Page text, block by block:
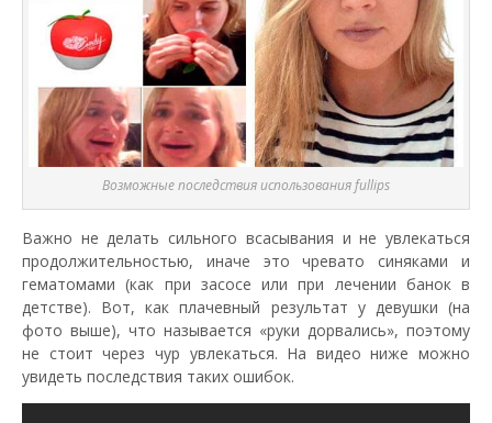
Возможные последствия использования fullips
Важно не делать сильного всасывания и не увлекаться
продолжительностью, иначе это чревато синяками и
гематомами (как при засосе или при лечении банок в
детстве). Вот, как плачевный результат у девушки (на
фото выше), что называется «руки дорвались», поэтому
не стоит через чур увлекаться. На видео ниже можно
увидеть последствия таких ошибок.